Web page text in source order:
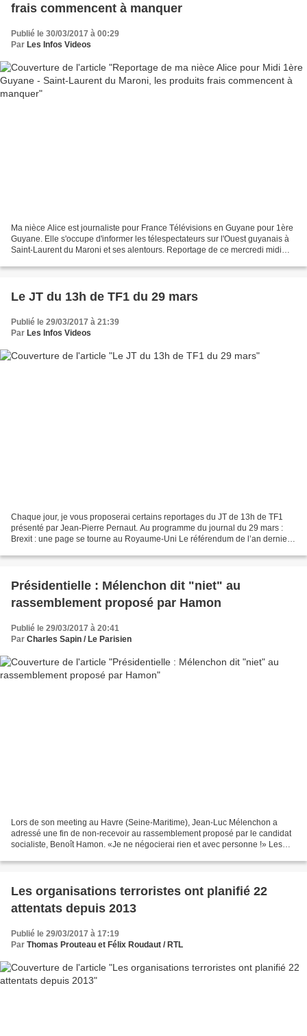
frais commencent à manquer
Publié le 30/03/2017 à 00:29
Par Les Infos Videos
Ma nièce Alice est journaliste pour France Télévisions en Guyane pour 1ère
Guyane. Elle s'occupe d'informer les télespectateurs sur l'Ouest guyanais à
Saint-Laurent du Maroni et ses alentours. Reportage de ce mercredi midi
Le JT du 13h de TF1 du 29 mars
Publié le 29/03/2017 à 21:39
Par Les Infos Videos
Chaque jour, je vous proposerai certains reportages du JT de 13h de TF1
présenté par Jean-Pierre Pernaut. Au programme du journal du 29 mars :
Brexit : une page se tourne au Royaume-Uni Le référendum de l’an dernier
Présidentielle : Mélenchon dit "niet" au
rassemblement proposé par Hamon
Publié le 29/03/2017 à 20:41
Par Charles Sapin / Le Parisien
Lors de son meeting au Havre (Seine-Maritime), Jean-Luc Mélenchon a
adressé une fin de non-recevoir au rassemblement proposé par le candidat
socialiste, Benoît Hamon. «Je ne négocierai rien et avec personne !» Les
Les organisations terroristes ont planifié 22
attentats depuis 2013
Publié le 29/03/2017 à 17:19
Par Thomas Prouteau et Félix Roudaut / RTL